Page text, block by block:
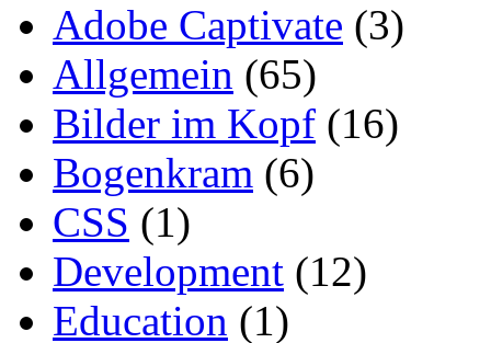
Adobe Captivate (3)
Allgemein (65)
Bilder im Kopf (16)
Bogenkram (6)
CSS (1)
Development (12)
Education (1)